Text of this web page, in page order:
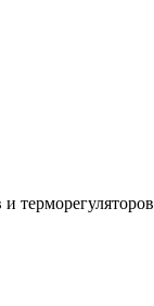
терморегуляторов